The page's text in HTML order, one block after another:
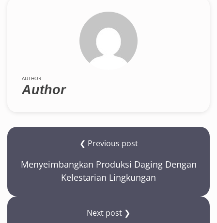
AUTHOR
Author
❮ Previous post
Menyeimbangkan Produksi Daging Dengan
Kelestarian Lingkungan
Next post ❯